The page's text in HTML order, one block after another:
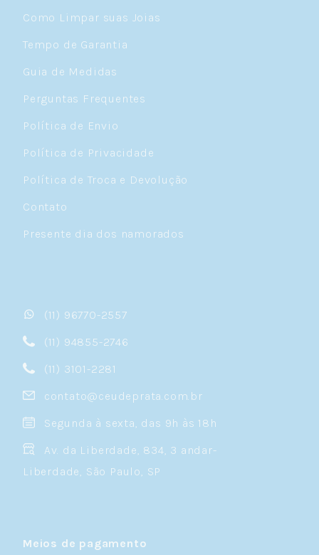
Como Limpar suas Joias
Tempo de Garantia
Guia de Medidas
Perguntas Frequentes
Política de Envio
Política de Privacidade
Política de Troca e Devolução
Contato
Presente dia dos namorados
(11) 96770-2557
(11) 94855-2746
(11) 3101-2281
contato@ceudeprata.com.br
Segunda à sexta, das 9h às 18h
Av. da Liberdade, 834, 3 andar-
Liberdade, São Paulo, SP
Meios de pagamento